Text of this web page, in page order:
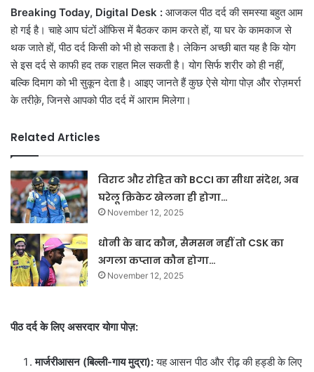
Breaking Today, Digital Desk : आजकल पीठ दर्द की समस्या बहुत आम
हो गई है। चाहे आप घंटों ऑफिस में बैठकर काम करते हों, या घर के कामकाज से
थक जाते हों, पीठ दर्द किसी को भी हो सकता है। लेकिन अच्छी बात यह है कि योग
से इस दर्द से काफी हद तक राहत मिल सकती है। योग सिर्फ शरीर को ही नहीं,
बल्कि दिमाग को भी सुकून देता है। आइए जानते हैं कुछ ऐसे योगा पोज़ और रोज़मर्रा
के तरीक़े, जिनसे आपको पीठ दर्द में आराम मिलेगा।
Related Articles
विराट और रोहित को BCCI का सीधा संदेश, अब
घरेलू क्रिकेट खेलना ही होगा…
November 12, 2025
धोनी के बाद कौन, सैमसन नहीं तो CSK का
अगला कप्तान कौन होगा…
November 12, 2025
पीठ दर्द के लिए असरदार योगा पोज़:
मार्जरीआसन (बिल्ली-गाय मुद्रा):यह आसन पीठ और रीढ़ की हड्डी के लिए